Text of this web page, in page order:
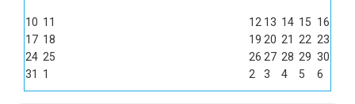
10 11 12 13 14 15 16
17 18 19 20 21 22 23
24 25 26 27 28 29 30
31
1 2 3 4 5 6